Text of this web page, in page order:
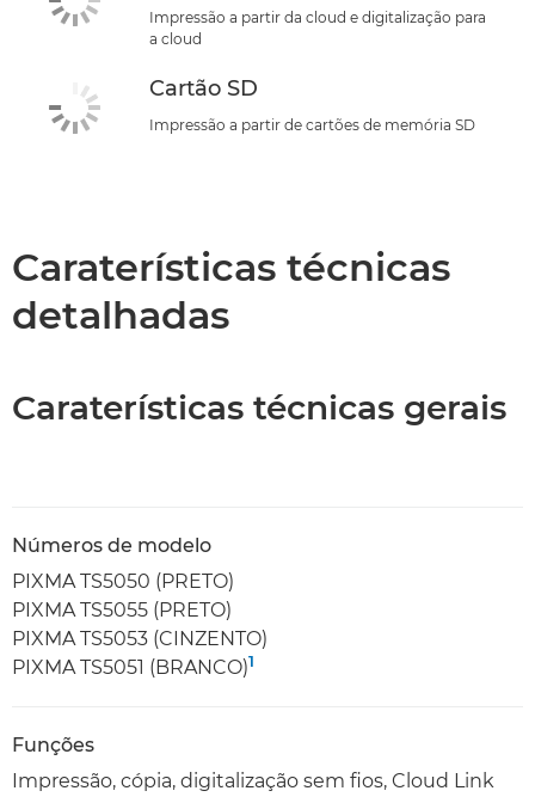
Impressão a partir da cloud e digitalização para
a cloud
Cartão SD
Impressão a partir de cartões de memória SD
Caraterísticas técnicas
detalhadas
Caraterísticas técnicas gerais
Números de modelo
PIXMA TS5050 (PRETO)
PIXMA TS5055 (PRETO)
PIXMA TS5053 (CINZENTO)
PIXMA TS5051 (BRANCO)1
Funções
Impressão, cópia, digitalização sem fios, Cloud Link